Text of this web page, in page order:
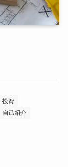
投資
自己紹介